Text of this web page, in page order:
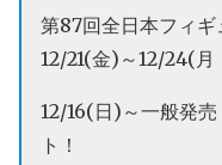
第87回全日本フィ
12/21(金)～12/24(月
12/16(日)～一般発
ト！